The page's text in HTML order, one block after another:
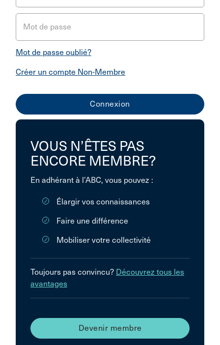
Mot de passe
Mot de passe oublié?
Créer un compte Non-Membre
VOUS N’ÊTES PAS
ENCORE MEMBRE?
En adhérant à l’ABC, vous pouvez :
Élargir vos connaissances
Faire une différence
Mobiliser votre collectivité
Toujours pas convincu? Découvrez tous les
avantages
Devenir membre